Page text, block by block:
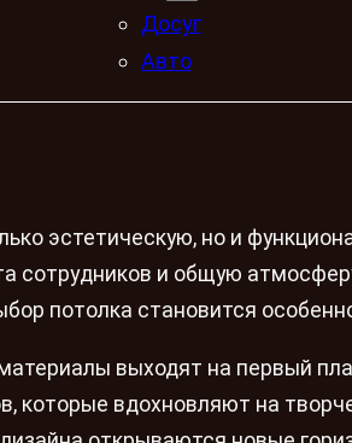
Досуг
Авто
эстетическую, но и
сотрудников и общую
потолка становится
выходят на первый
которые вдохновляют на